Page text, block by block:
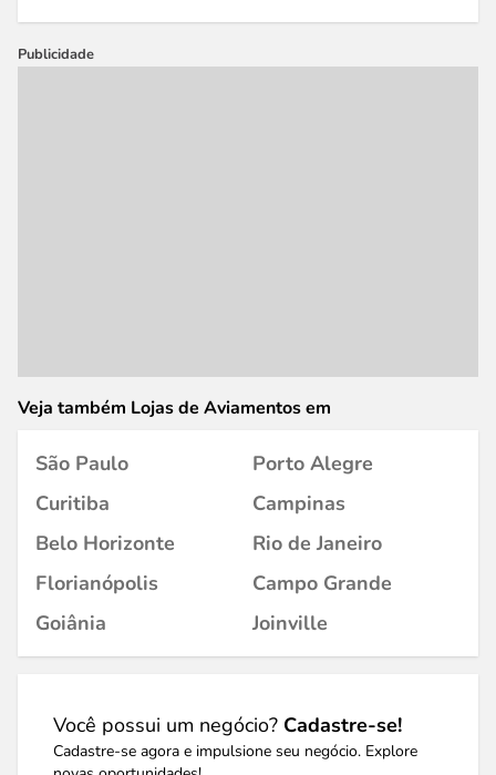
Publicidade
Veja também Lojas de Aviamentos em
São Paulo
Porto Alegre
Curitiba
Campinas
Belo Horizonte
Rio de Janeiro
Florianópolis
Campo Grande
Goiânia
Joinville
Você possui um negócio? Cadastre-se!
Cadastre-se agora e impulsione seu negócio. Explore